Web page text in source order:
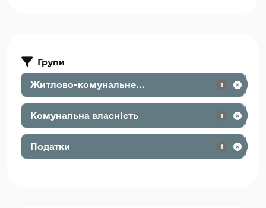
Групи
Житлово-комунальне... 1
Комунальна власність 1
Податки 1